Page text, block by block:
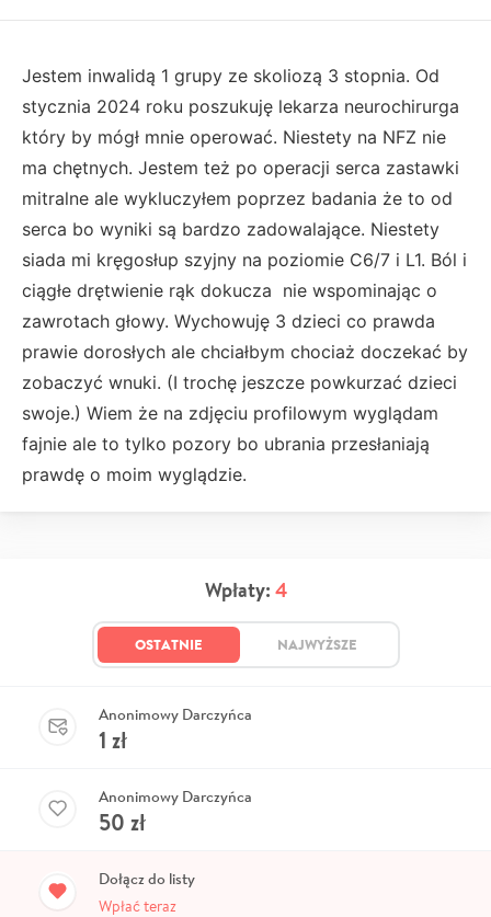
Jestem inwalidą 1 grupy ze skoliozą 3 stopnia. Od
stycznia 2024 roku poszukuję lekarza neurochirurga
który by mógł mnie operować. Niestety na NFZ nie
ma chętnych. Jestem też po operacji serca zastawki
mitralne ale wykluczyłem poprzez badania że to od
serca bo wyniki są bardzo zadowalające. Niestety
siada mi kręgosłup szyjny na poziomie C6/7 i L1. Ból i
ciągłe drętwienie rąk dokucza nie wspominając o
zawrotach głowy. Wychowuję 3 dzieci co prawda
prawie dorosłych ale chciałbym chociaż doczekać by
zobaczyć wnuki. (I trochę jeszcze powkurzać dzieci
swoje.) Wiem że na zdjęciu profilowym wyglądam
fajnie ale to tylko pozory bo ubrania przesłaniają
prawdę o moim wyglądzie.
Wpłaty: 4
OSTATNIE NAJWYŻSZE
Anonimowy Darczyńca
1 zł
Anonimowy Darczyńca
50 zł
Dołącz do listy
Wpłać teraz